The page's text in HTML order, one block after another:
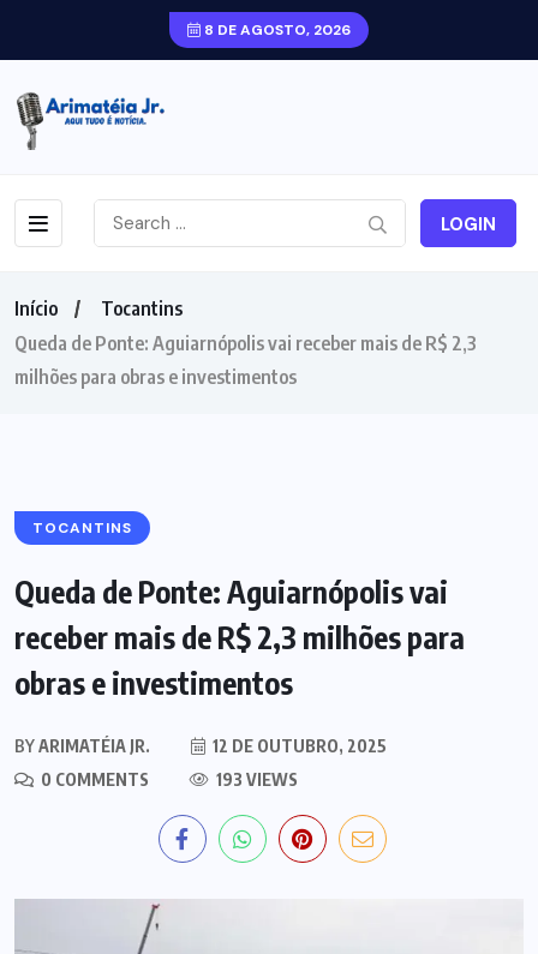
8 DE AGOSTO, 2026
LOGIN
Início
Tocantins
Queda de Ponte: Aguiarnópolis vai receber mais de R$ 2,3
milhões para obras e investimentos
TOCANTINS
Queda de Ponte: Aguiarnópolis vai
receber mais de R$ 2,3 milhões para
obras e investimentos
BYARIMATÉIA JR.
12 DE OUTUBRO, 2025
0 COMMENTS
193 VIEWS